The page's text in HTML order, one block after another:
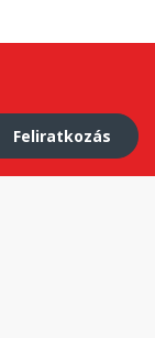
Feliratkozás